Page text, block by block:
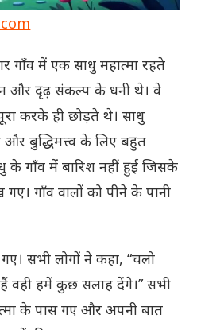
गाँव में एक साधु महात्मा रहते
और दृढ़ संकल्प के धनी थे। वे
करके ही छोड़ते थे। साधु
और बुद्धिमत्त्व के लिए बहुत
के गाँव में बारिश नहीं हुई जिसके
गाँव वालों को पीने के पानी
सभी लोगों ने कहा, “चलो
वही हमें कुछ सलाह देंगे।” सभी
के पास गए और अपनी बात